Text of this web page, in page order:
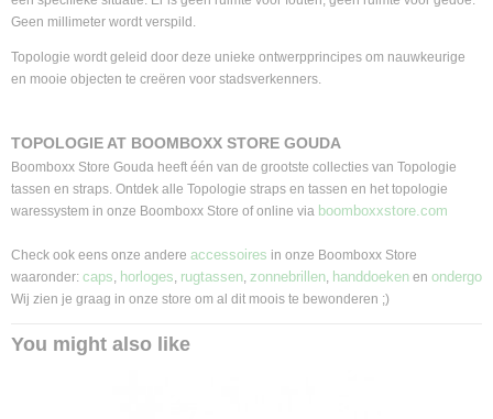
Geen millimeter wordt verspild.
Topologie wordt geleid door deze unieke ontwerpprincipes om nauwkeurige
en mooie objecten te creëren voor stadsverkenners.
TOPOLOGIE AT BOOMBOXX STORE GOUDA
Boomboxx Store Gouda heeft één van de grootste collecties van Topologie
tassen en straps. Ontdek alle Topologie straps en tassen en het topologie
waressystem in onze Boomboxx Store of online via boomboxxstore.com
Check ook eens onze andere accessoires in onze Boomboxx Store
waaronder: caps, horloges, rugtassen, zonnebrillen, handdoeken en
Wij zien je graag in onze store om al dit moois te bewonderen ;)
You might also like